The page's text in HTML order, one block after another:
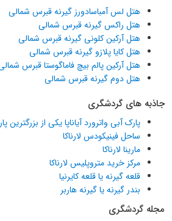
هتل لس آمباسادورز گیرنه قبرس شمالی
هتل راکس گیرنه قبرس شمالی
هتل آرکین کلونی گیرنه قبرس شمالی
هتل کایا پلازو گیرنه قبرس شمالی
هتل آرکین پالم بیچ فاماگوستا قبرس
هتل دوم گیرنه قبرس شمالی
جاذبه های گردشگری
پارک آبی واترورد آیاناپا یکی از بزرگترین
ساحل فینیکودس لارناکا
مارینا لارناکا
مرکز خرید متروپلیس لارناکا
قلعه گیرنه یا قلعه کایرنیا
بندر گیرنه یا گیرنه هاربر
مجله گردشگری